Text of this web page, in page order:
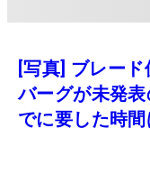
[写真] ブレー
バーグが未発
でに要した時